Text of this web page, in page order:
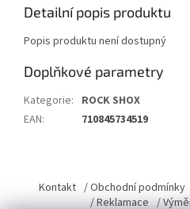
Detailní popis produktu
Popis produktu není dostupný
Doplňkové parametry
Kategorie: ROCK SHOX
EAN: 710845734519
p
Kontakt / Obchodní podmínky
/ Reklamace /